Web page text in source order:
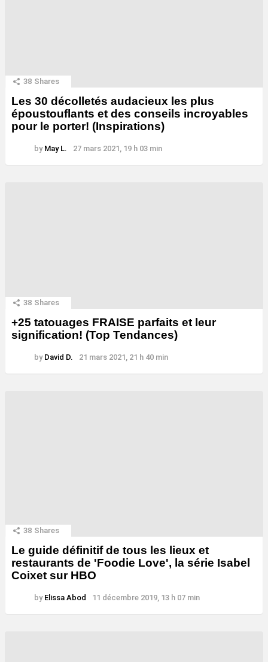
38 Shares
Les 30 décolletés audacieux les plus
époustouflants et des conseils incroyables
pour le porter! (Inspirations)
by May L. 27 mars 2021, 19 h 03 min
38 Shares
+25 tatouages ​​FRAISE parfaits et leur
signification! (Top Tendances)
by David D. 21 mars 2021, 21 h 40 min
38 Shares
Le guide définitif de tous les lieux et
restaurants de 'Foodie Love', la série Isabel
Coixet sur HBO
by Elissa Abod 11 décembre 2019, 13 h 07 min